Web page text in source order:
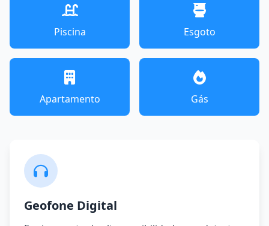
Piscina Esgoto
Apartamento Gás
Geofone Digital